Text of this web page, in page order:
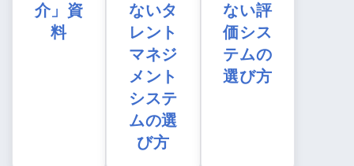
介」資
料
ないタ
レント
マネジ
メント
システ
ムの選
び方
ない評
価シス
テムの
選び方